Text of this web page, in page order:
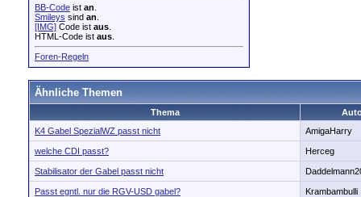
BB-Code ist an
Smileys sind an
[IMG] Code ist aus
HTML-Code ist aus
Foren-Regeln
Ähnliche Themen
Thema
K4 Gabel SpezialWZ passt nicht
AmigaHarry
welche CDI passt? Herceg
Stabilisator der Gabel passt nicht
Passt egntl. nur die RGV-USD gabel? Krambambulli